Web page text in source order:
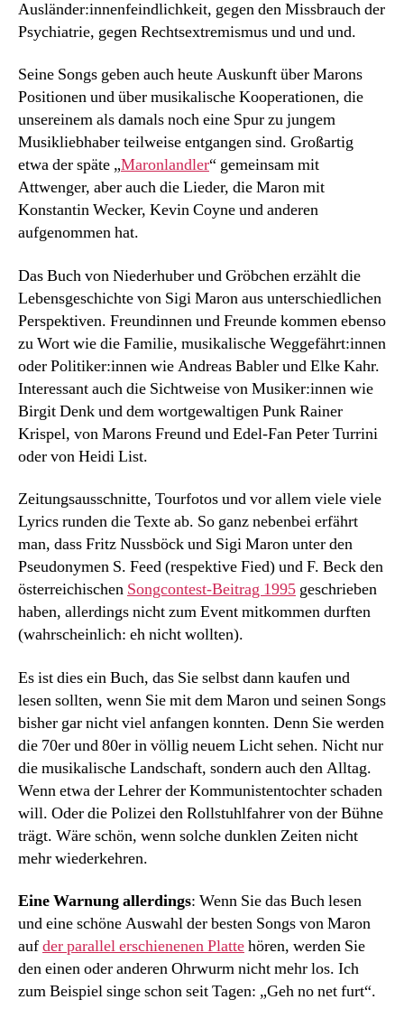
Ausländer:innenfeindlichkeit, gegen den Missbrauch der
Psychiatrie, gegen Rechtsextremismus und und und.
Seine Songs geben auch heute Auskunft über Marons
Positionen und über musikalische Kooperationen, die
unsereinem als damals noch eine Spur zu jungem
Musikliebhaber teilweise entgangen sind. Großartig
etwa der späte „Maronlandler“ gemeinsam mit
Attwenger, aber auch die Lieder, die Maron mit
Konstantin Wecker, Kevin Coyne und anderen
aufgenommen hat.
Das Buch von Niederhuber und Gröbchen erzählt die
Lebensgeschichte von Sigi Maron aus unterschiedlichen
Perspektiven. Freundinnen und Freunde kommen ebenso
zu Wort wie die Familie, musikalische Weggefährt:innen
oder Politiker:innen wie Andreas Babler und Elke Kahr.
Interessant auch die Sichtweise von Musiker:innen wie
Birgit Denk und dem wortgewaltigen Punk Rainer
Krispel, von Marons Freund und Edel-Fan Peter Turrini
oder von Heidi List.
Zeitungsausschnitte, Tourfotos und vor allem viele viele
Lyrics runden die Texte ab. So ganz nebenbei erfährt
man, dass Fritz Nussböck und Sigi Maron unter den
Pseudonymen S. Feed (respektive Fied) und F. Beck den
österreichischen Songcontest-Beitrag 1995 geschrieben
haben, allerdings nicht zum Event mitkommen durften
(wahrscheinlich: eh nicht wollten).
Es ist dies ein Buch, das Sie selbst dann kaufen und
lesen sollten, wenn Sie mit dem Maron und seinen Songs
bisher gar nicht viel anfangen konnten. Denn Sie werden
die 70er und 80er in völlig neuem Licht sehen. Nicht nur
die musikalische Landschaft, sondern auch den Alltag.
Wenn etwa der Lehrer der Kommunistentochter schaden
will. Oder die Polizei den Rollstuhlfahrer von der Bühne
trägt. Wäre schön, wenn solche dunklen Zeiten nicht
mehr wiederkehren.
Eine Warnung allerdings: Wenn Sie das Buch lesen
und eine schöne Auswahl der besten Songs von Maron
aufder parallel erschienenen Plattehören, werden Sie
den einen oder anderen Ohrwurm nicht mehr los. Ich
zum Beispiel singe schon seit Tagen: „Geh no net furt“.